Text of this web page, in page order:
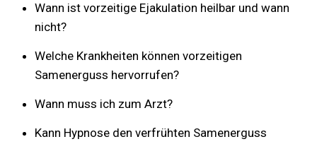
Wann ist vorzeitige Ejakulation heilbar und wann
nicht?
Welche Krankheiten können vorzeitigen
Samenerguss hervorrufen?
Wann muss ich zum Arzt?
Kann Hypnose den verfrühten Samenerguss